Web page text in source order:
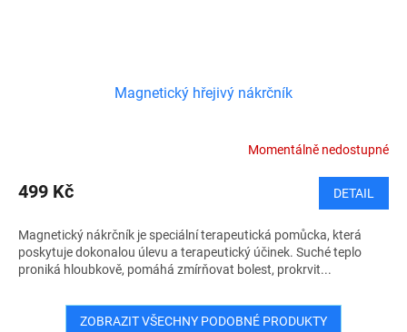
Magnetický hřejivý nákrčník
Momentálně nedostupné
499 Kč DETAIL
Magnetický nákrčník je speciální terapeutická pomůcka, která
poskytuje dokonalou úlevu a terapeutický účinek. Suché teplo
proniká hloubkově, pomáhá zmírňovat bolest, prokrvit...
ZOBRAZIT VŠECHNY PODOBNÉ PRODUKTY